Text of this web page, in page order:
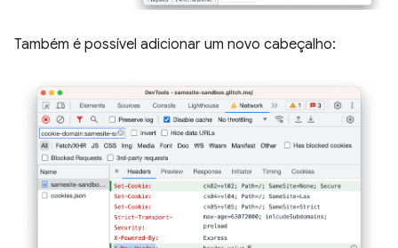
Também é possível adicionar um novo cabeçalho: